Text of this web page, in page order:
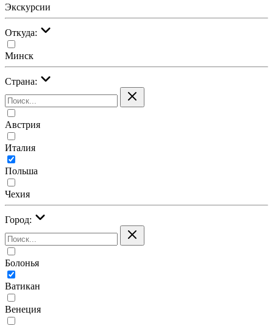
Экскурсии
Откуда:
Минск
Страна:
Австрия
Италия
Польша
Чехия
Город:
Болонья
Ватикан
Венеция